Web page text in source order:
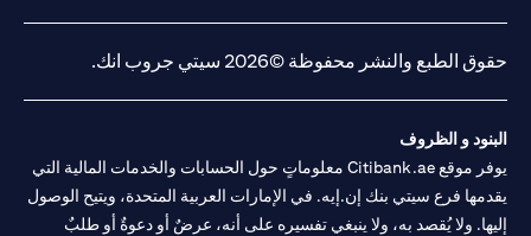
حقوق الطبع والنشر محفوظة ©2026 سيتي جروب انك.
البنود و الظروف
يوفر موقع Citibank.ae معلوماتٍ حول الحسابات والخدمات المالية التي
يقدمها فرع سيتي بنك إن.إيه. في الإمارات العربية المتحدة، ويتيح الوصول
إليها. ولا يُقصد به، ولا ينبغي تفسيره على أنه، عرضٌ أو دعوةٌ أو طلبٌ